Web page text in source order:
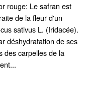
rouge: Le safran est
de la fleur d'un
sativus L. (Iridacée).
déshydratation de ses
des carpelles de la